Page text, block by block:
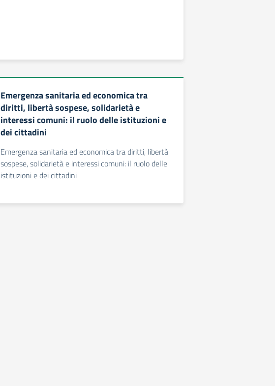
Emergenza sanitaria ed economica tra
diritti, libertà sospese, solidarietà e
interessi comuni: il ruolo delle istituzioni e
dei cittadini
Emergenza sanitaria ed economica tra diritti, libertà
sospese, solidarietà e interessi comuni: il ruolo delle
istituzioni e dei cittadini